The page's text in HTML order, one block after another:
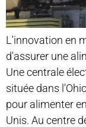
L'innovation en
d'assurer une
Une centrale
située dans
pour alimenter
Unis. Au centre